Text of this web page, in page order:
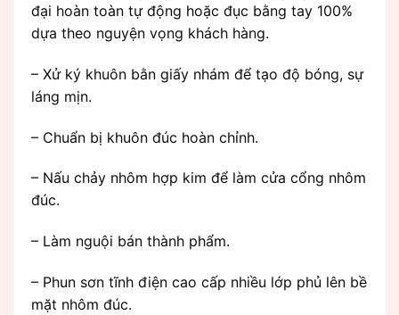
đại hoàn toàn tự động hoặc đục bằng tay 100%
dựa theo nguyện vọng khách hàng.
– Xử ký khuôn bằn giấy nhám để tạo độ bóng, sự
láng mịn.
– Chuẩn bị khuôn đúc hoàn chỉnh.
– Nấu chảy nhôm hợp kim để làm cửa cổng nhôm
đúc.
– Làm nguội bán thành phẩm.
– Phun sơn tĩnh điện cao cấp nhiều lớp phủ lên bề
mặt nhôm đúc.